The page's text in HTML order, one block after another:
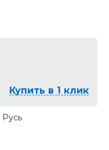
Купить в 1 клик